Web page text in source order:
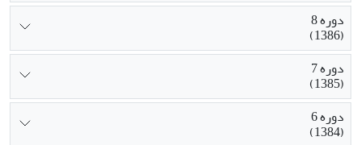
دوره 8
(1386)
دوره 7
(1385)
دوره 6
(1384)